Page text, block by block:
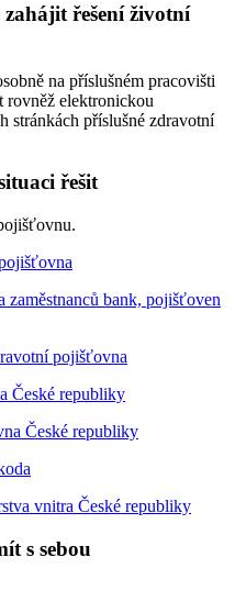
zahájit řešení životní
na příslušném pracovišti
elektronickou
stránkách příslušné zdravotní
řešit
bank, pojišťoven
pojišťovna
České republiky
České republiky
vnitra České republiky
s sebou